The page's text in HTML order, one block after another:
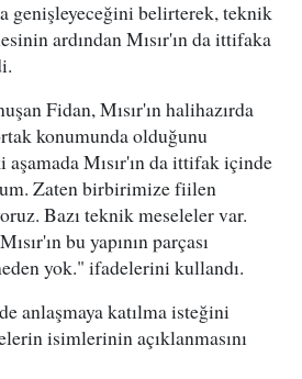
genişleyeceğini belirterek, teknik
ardından Mısır'ın da ittifaka
Fidan, Mısır'ın halihazırda
konumunda olduğunu
Mısır'ın da ittifak içinde
Zaten birbirimize fiilen
Bazı teknik meseleler var.
bu yapının parçası
yok." ifadelerini kullandı.
anlaşmaya katılma isteğini
isimlerinin açıklanmasını